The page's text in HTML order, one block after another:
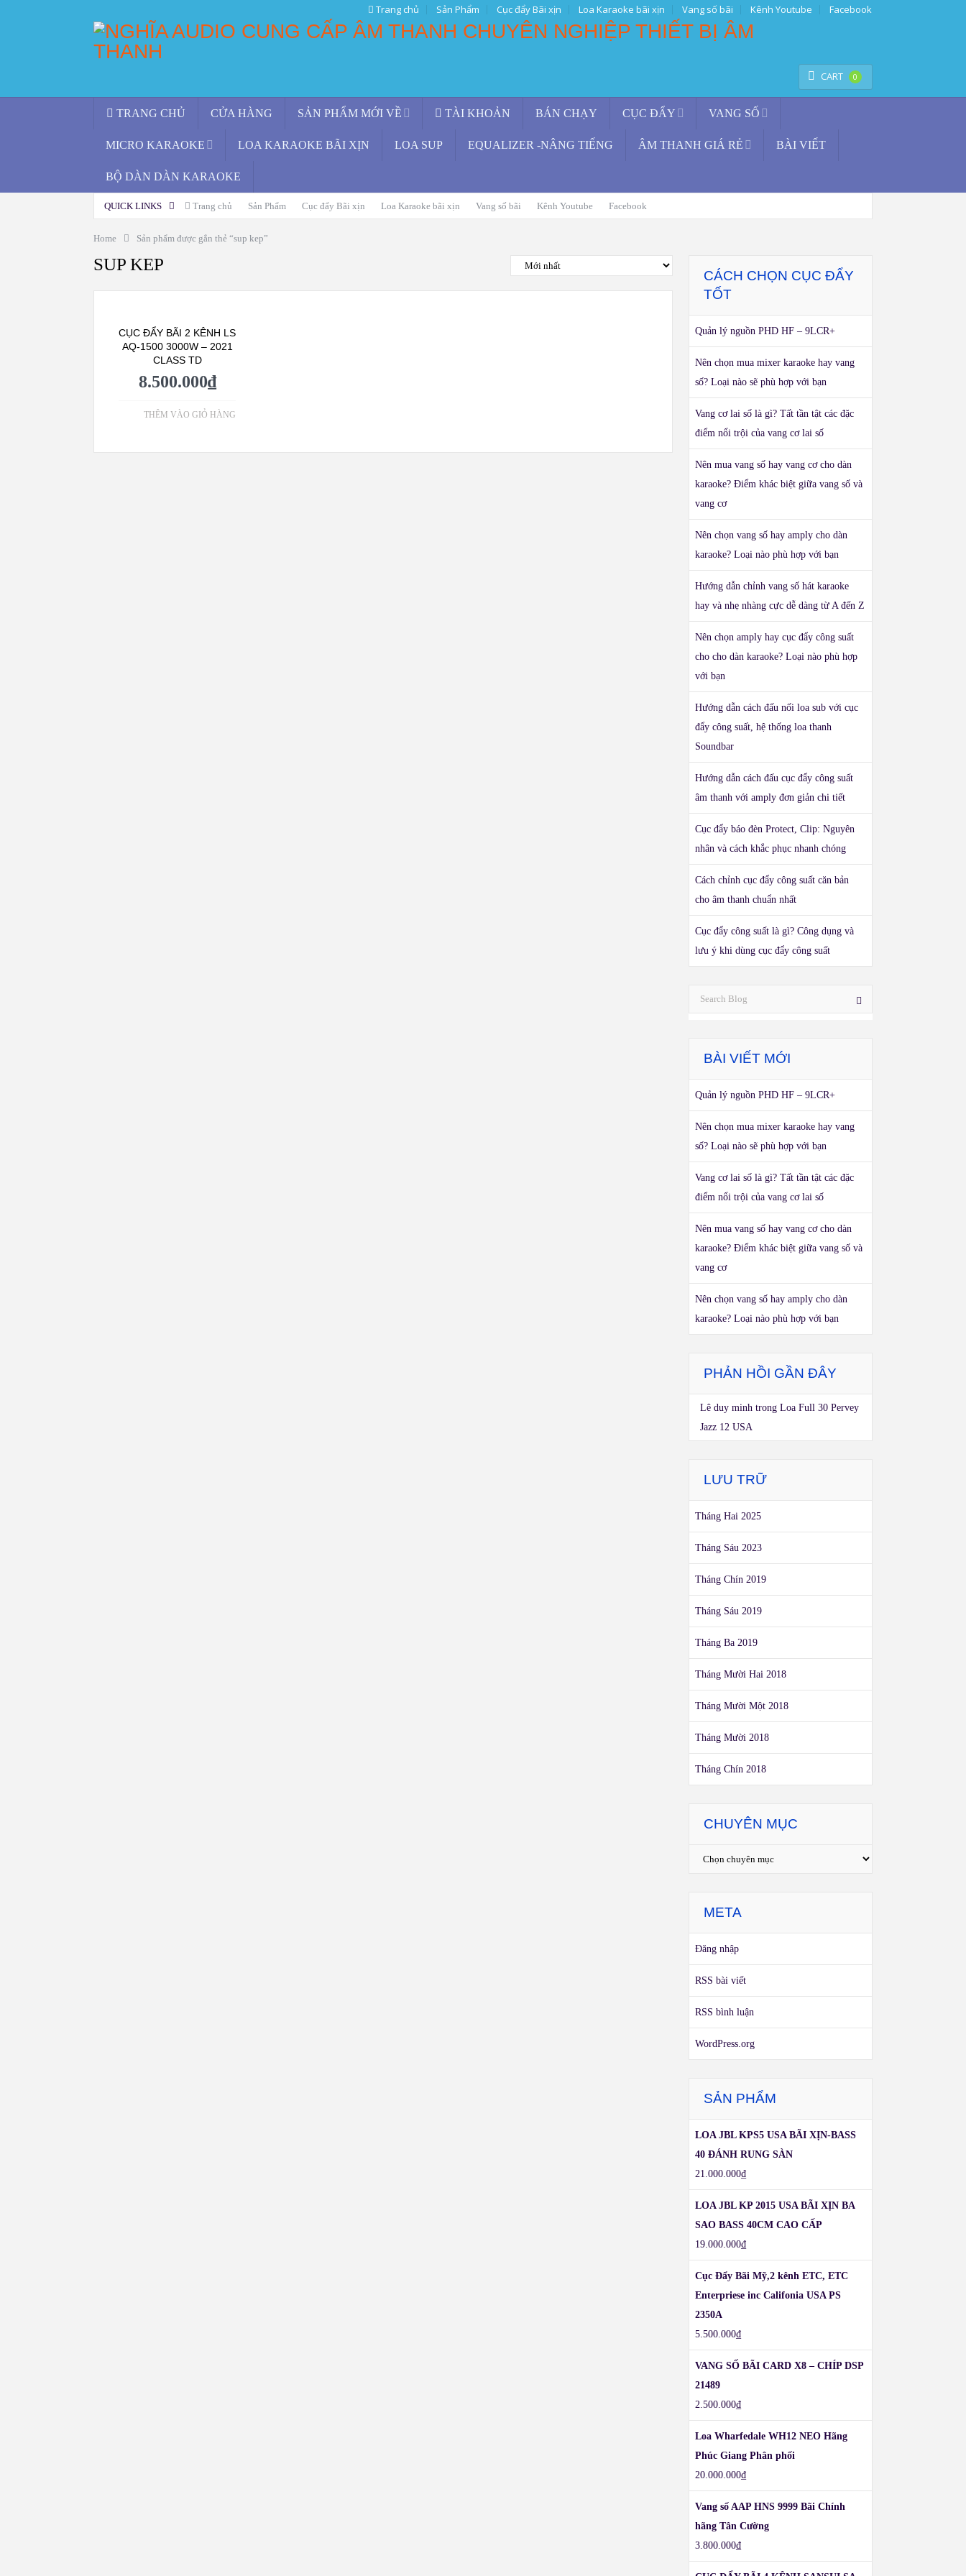
Trang chủ Sản Phẩm Cục đẩy Bãi xịn Loa Karaoke bãi xịn Vang số bãi Kênh Youtube Facebook
CART 0
TRANG CHỦ CỬA HÀNG SẢN PHẨM MỚI VỀ TÀI KHOẢN BÁN CHẠY CỤC ĐẨY VANG SỐ
MICRO KARAOKE LOA KARAOKE BÃI XỊN LOA SUP EQUALIZER -NÂNG TIẾNG ÂM THANH GIÁ RẺ BÀI VIẾT
BỘ DÀN DÀN KARAOKE
QUICK LINKS Trang chủ Sản Phẩm Cục đẩy Bãi xịn Loa Karaoke bãi xịn Vang số bãi Kênh Youtube Facebook
Home Sản phẩm được gắn thẻ “sup kep”
SUP KEP
CỤC ĐẨY BÃI 2 KÊNH LS
AQ-1500 3000W – 2021
CLASS TD
8.500.000₫
THÊM VÀO GIỎ HÀNG
CÁCH CHỌN CỤC ĐẨY
TỐT
Quản lý nguồn PHD HF – 9LCR+
Nên chọn mua mixer karaoke hay vang
số? Loại nào sẽ phù hợp với bạn
Vang cơ lai số là gì? Tất tần tật các đặc
điểm nổi trội của vang cơ lai số
Nên mua vang số hay vang cơ cho dàn
karaoke? Điểm khác biệt giữa vang số và
vang cơ
Nên chọn vang số hay amply cho dàn
karaoke? Loại nào phù hợp với bạn
Hướng dẫn chỉnh vang số hát karaoke
hay và nhẹ nhàng cực dễ dàng từ A đến Z
Nên chọn amply hay cục đẩy công suất
cho cho dàn karaoke? Loại nào phù hợp
với bạn
Hướng dẫn cách đấu nối loa sub với cục
đẩy công suất, hệ thống loa thanh
Soundbar
Hướng dẫn cách đấu cục đẩy công suất
âm thanh với amply đơn giản chi tiết
Cục đẩy báo đèn Protect, Clip: Nguyên
nhân và cách khắc phục nhanh chóng
Cách chỉnh cục đẩy công suất căn bản
cho âm thanh chuẩn nhất
Cục đẩy công suất là gì? Công dụng và
lưu ý khi dùng cục đẩy công suất
BÀI VIẾT MỚI
Quản lý nguồn PHD HF – 9LCR+
Nên chọn mua mixer karaoke hay vang
số? Loại nào sẽ phù hợp với bạn
Vang cơ lai số là gì? Tất tần tật các đặc
điểm nổi trội của vang cơ lai số
Nên mua vang số hay vang cơ cho dàn
karaoke? Điểm khác biệt giữa vang số và
vang cơ
Nên chọn vang số hay amply cho dàn
karaoke? Loại nào phù hợp với bạn
PHẢN HỒI GẦN ĐÂY
Lê duy minh trongLoa Full 30 Pervey
Jazz 12 USA
LƯU TRỮ
Tháng Hai 2025
Tháng Sáu 2023
Tháng Chín 2019
Tháng Sáu 2019
Tháng Ba 2019
Tháng Mười Hai 2018
Tháng Mười Một 2018
Tháng Mười 2018
Tháng Chín 2018
CHUYÊN MỤC
META
Đăng nhập
RSS bài viết
RSS bình luận
WordPress.org
SẢN PHẨM
LOA JBL KPS5 USA BÃI XỊN-BASS
40 ĐÁNH RUNG SÀN
21.000.000₫
LOA JBL KP 2015 USA BÃI XỊN BA
SAO BASS 40CM CAO CẤP
19.000.000₫
Cục Đẩy Bãi Mỹ,2 kênh ETC, ETC
Enterpriese inc Califonia USA PS
2350A
5.500.000₫
VANG SỐ BÃI CARD X8 – CHÍP DSP
21489
2.500.000₫
Loa Wharfedale WH12 NEO Hãng
Phúc Giang Phân phối
20.000.000₫
Vang số AAP HNS 9999 Bãi Chính
hãng Tân Cường
3.800.000₫